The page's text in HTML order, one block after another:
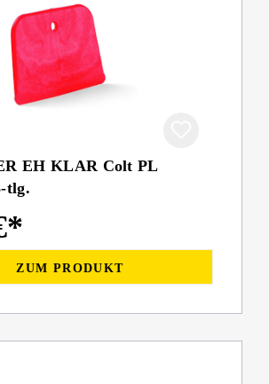
EH KLAR Colt PL
tlg.
ZUM PRODUKT